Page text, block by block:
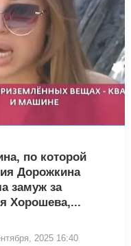
по которой
Дорожкина
замуж за
Хорошева,...
2025 16:40